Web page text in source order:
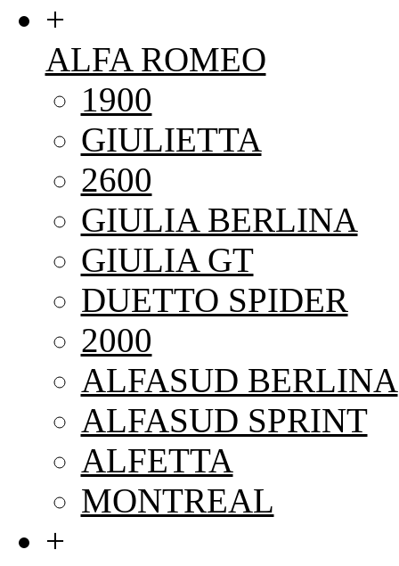
+
ALFA ROMEO
1900
GIULIETTA
2600
GIULIA BERLINA
GIULIA GT
DUETTO SPIDER
2000
ALFASUD BERLINA
ALFASUD SPRINT
ALFETTA
MONTREAL
+